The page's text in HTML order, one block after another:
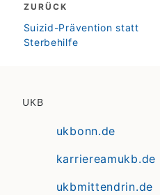
ZURÜCK
zurück
Suizid-Prävention statt
Sterbehilfe
UKB
ukbonn.de
karriereamukb.de
ukbmittendrin.de